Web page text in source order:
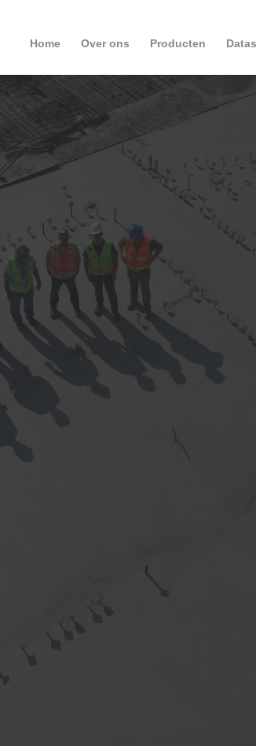
Home Over ons Producten